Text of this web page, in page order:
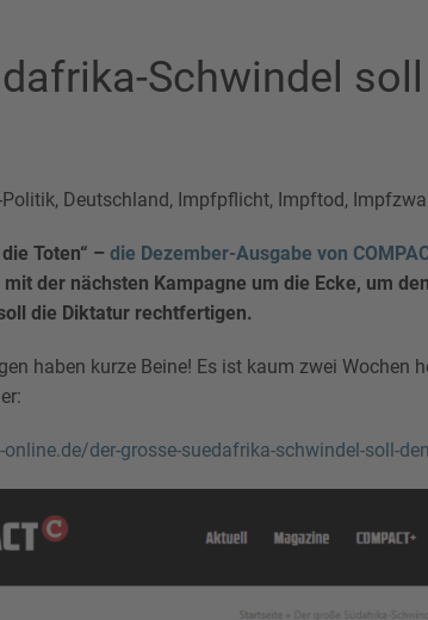
Schwindel
Politik, Deutschland, Impfpflicht, Impftod,
Toten“ – die Dezember-Ausgabe von
der nächsten Kampagne um die Ecke, um
die Diktatur rechtfertigen.
haben kurze Beine! Es ist kaum zwei Wochen
der-grosse-suedafrika-schwindel-soll-